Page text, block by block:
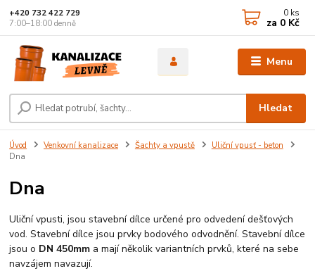
Menu
Hledat
+420 732 422 729
7:00–18:00 denně
0 ks
za 0 Kč
Úvod Venkovní kanalizace Šachty a vpustě
Uliční vpusť - beton
Dna
Dna
Uliční vpusti, jsou stavební dílce určené pro odvedení dešťových
vod. Stavební dílce jsou prvky bodového odvodnění. Stavební dílce
jsou o DN 450mm a mají několik variantních prvků, které na sebe
navzájem navazují.